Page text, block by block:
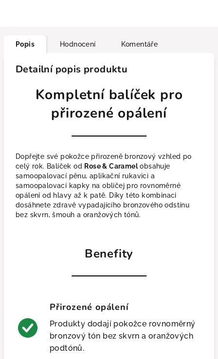
Popis Hodnocení Komentáře
Detailní popis produktu
Kompletní balíček pro
přirozené opálení
Dopřejte své pokožce přirozeně bronzový vzhled po
celý rok. Balíček od Rose & Caramelobsahuje
samoopalovací pěnu, aplikační rukavici a
samoopalovací kapky na obličej pro rovnoměrné
opálení od hlavy až k patě. Díky této kombinaci
dosáhnete zdravě vypadajícího bronzového odstínu
bez skvrn, šmouh a oranžových tónů.
Benefity
Přirozené opálení
Produkty dodají pokožce rovnoměrný
bronzový tón bez skvrn a oranžových
podtónů.